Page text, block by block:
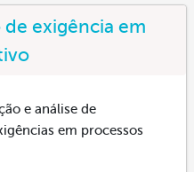
exigência em
e análise de
em processos